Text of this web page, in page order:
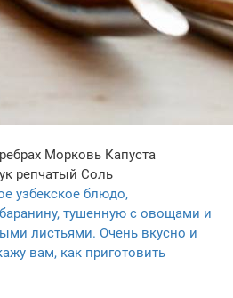
Морковь Капуста
репчатый Соль
узбекское блюдо,
тушенную с овощами и
листьями. Очень вкусно и
вам, как приготовить